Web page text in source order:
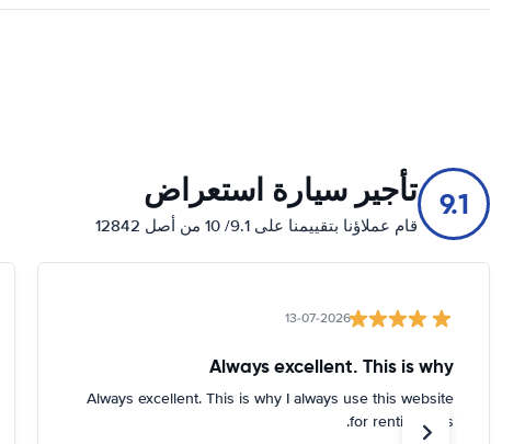
9.1 تأجير سيارة استعراض
قام عملاؤنا بتقييمنا على 9.1/ 10 من أصل 12842
13-07-2026
Always excellent. This is why
Always excellent. This is why I always use this website
for renting cars.